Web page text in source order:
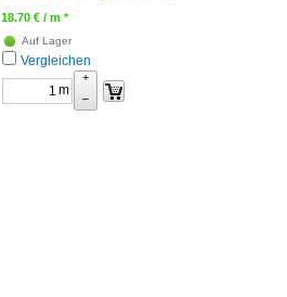
18.70 € / m *
Auf Lager
Vergleichen
m
+
–